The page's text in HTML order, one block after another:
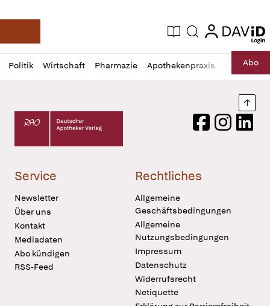
Deutsche Apotheker Zeitung
Aktuelle Ausgabe
Suche login
login
Politik Wirtschaft Pharmazie Apothekenpraxis RechtAbo
Profil
öffnen
Daz
Pur
Deutscher Apotheker Verlag Logo
FacebookInstagram
Service
Newsletter
Über uns
Kontakt
Mediadaten
Abo kündigen
RSS-Feed
Rechtliches
Allgemeine
Geschäftsbedingungen
Allgemeine
Nutzungsbedingungen
Impressum
Datenschutz
Widerrufsrecht
Netiquette